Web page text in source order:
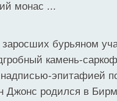
монас ...
бурьяном
камень-
надписью-эпитафией
Джонс родился в